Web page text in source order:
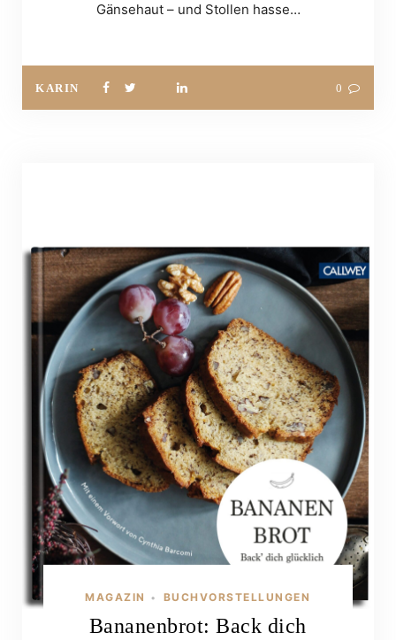
Gänsehaut – und Stollen hasse…
KARIN 0
MAGAZIN • BUCHVORSTELLUNGEN
Bananenbrot: Back dich